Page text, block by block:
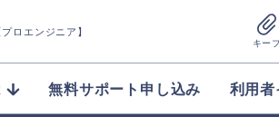
ロエンジニア】
キー
無料サポート申し込み 利用